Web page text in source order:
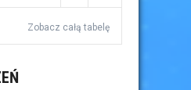
Zobacz całą tabelę